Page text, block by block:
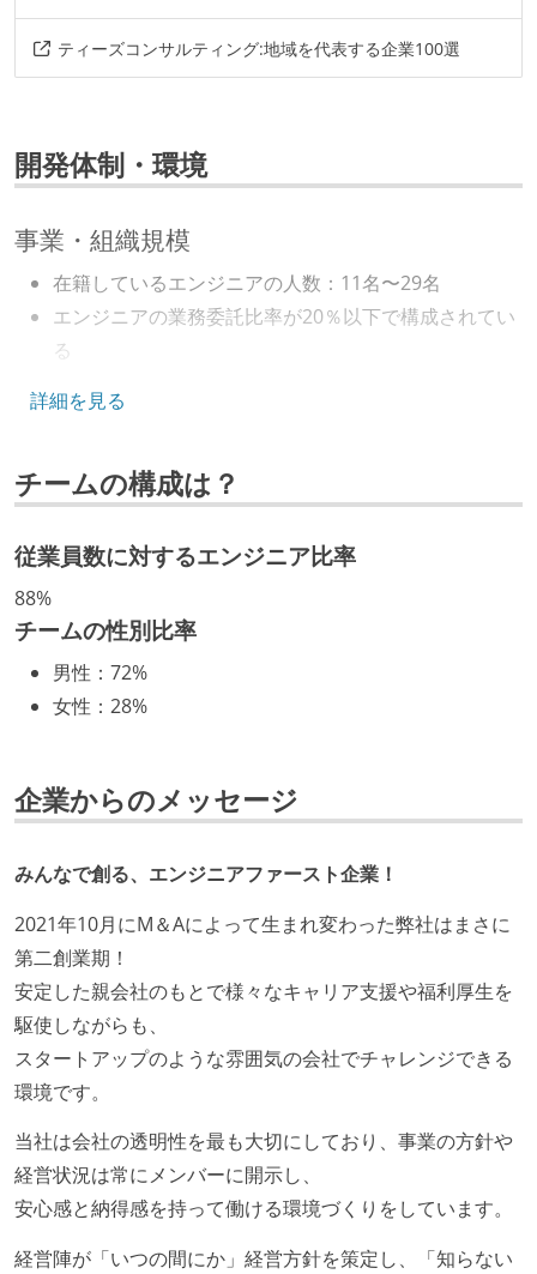
ティーズコンサルティング:地域を代表する企業100選
開発体制・環境
事業・組織規模
在籍しているエンジニアの人数：11名〜29名
エンジニアの業務委託比率が20％以下で構成されてい
る
キャリアパス
いる
マネージャーやCTOと高頻度（月1程度）でキャリアに
ついて話す場が設けられている
割を持たない人がいる
技術カルチャー
CTO またはそれに準じる、技術やワークフローの標準
している
開発メンバーの裁量
タスクの見積もりは、実装を担当するメンバーが中心
となって行う
全体のスケジュール管理は、途中の成果を随時確認し
ながら、納期または盛り込む機能を柔軟に調整する形
で行う
アジャイル実践状況
1ヶ月以下の短い期間でのイテレーション開発を実践
している
労働環境の自由度
詳細を見る
チームの構成は？
従業員数に対するエンジニア比率
88%
チームの性別比率
男性 ： 72%
女性 ： 28%
企業からのメッセージ
みんなで創る、エンジニアファースト企業！
2021年10月にM＆Aによって生まれ変わった弊社はまさに
第二創業期！
安定した親会社のもとで様々なキャリア支援や福利厚生を
駆使しながらも、
スタートアップのような雰囲気の会社でチャレンジできる
環境です。
当社は会社の透明性を最も大切にしており、事業の方針や
経営状況は常にメンバーに開示し、
安心感と納得感を持って働ける環境づくりをしています。
経営陣が「いつの間にか」経営方針を策定し、「知らない